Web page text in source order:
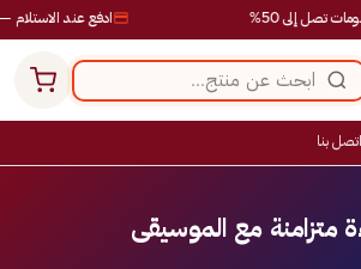
ادفع عند الاستلام — إلى 50%
اتصل بنا
متزامنة مع الموسيقى